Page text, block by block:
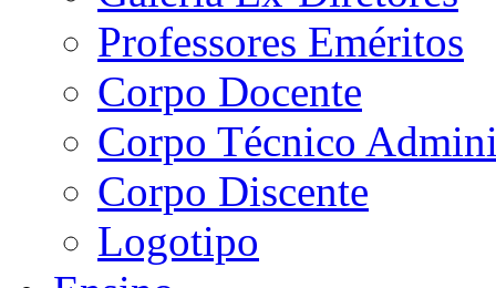
Professores Eméritos
Corpo Docente
Corpo Técnico
Corpo Discente
Logotipo